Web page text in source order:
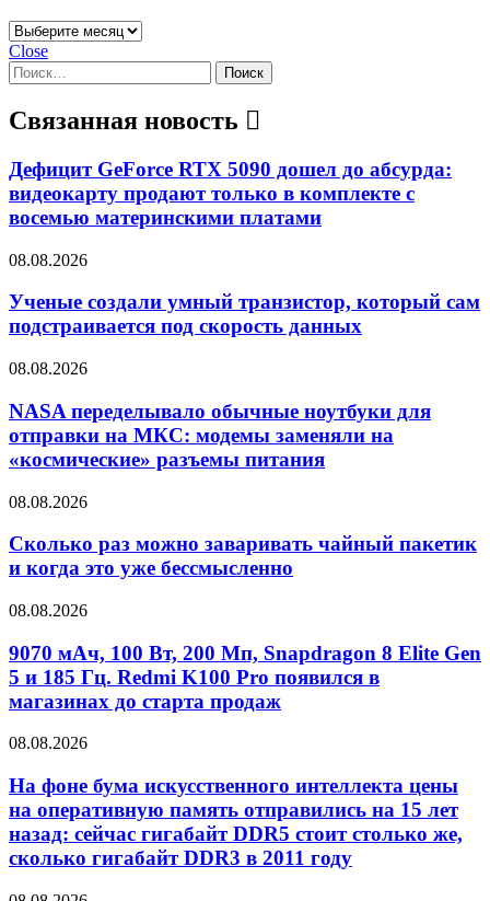
Архивы
Close
Найти:
Связанная новость
Дефицит GeForce RTX 5090 дошел до абсурда:
видеокарту продают только в комплекте с
восемью материнскими платами
08.08.2026
Ученые создали умный транзистор, который сам
подстраивается под скорость данных
08.08.2026
NASA переделывало обычные ноутбуки для
отправки на МКС: модемы заменяли на
«космические» разъемы питания
08.08.2026
Сколько раз можно заваривать чайный пакетик
и когда это уже бессмысленно
08.08.2026
9070 мАч, 100 Вт, 200 Мп, Snapdragon 8 Elite Gen
5 и 185 Гц. Redmi K100 Pro появился в
магазинах до старта продаж
08.08.2026
На фоне бума искусственного интеллекта цены
на оперативную память отправились на 15 лет
назад: сейчас гигабайт DDR5 стоит столько же,
сколько гигабайт DDR3 в 2011 году